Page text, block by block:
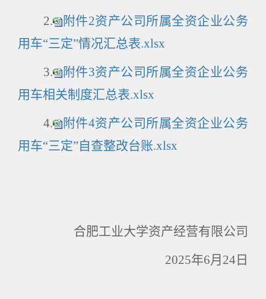
2.
附件2资产公司所属全资企业公务
用车“三定”情况汇总表.xlsx
3.
附件3资产公司所属全资企业公务
用车相关制度汇总表.xlsx
4.
附件4资产公司所属全资企业公务
用车“三定”自查整改台账.xlsx
合肥工业大学资产经营有限公司
2025年6月 24 日